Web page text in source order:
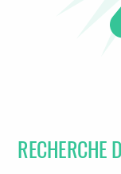
RECHERCHE